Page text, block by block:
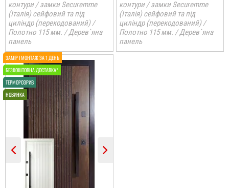
контури / замки Securemme
(Італія) сейфовий та під
циліндр (перекодований) /
Полотно 115 мм. / Дерев`яна
панель
контури / замки Securemme
(Італія) сейфовий та під
циліндр (перекодований) /
Полотно 115 мм. / Дерев`яна
панель